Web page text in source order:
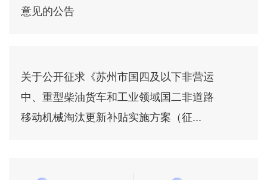
意见的公告
关于公开征求《苏州市国四及以下非营运
中、重型柴油货车和工业领域国二非道路
移动机械淘汰更新补贴实施方案（征...